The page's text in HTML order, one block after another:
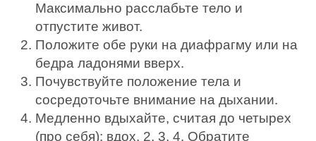
Максимально расслабьте тело и
отпустите живот.
Положите обе руки на диафрагму или на
бедра ладонями вверх.
Почувствуйте положение тела и
сосредоточьте внимание на дыхании.
Медленно вдыхайте, считая до четырех
(про себя): вдох, 2, 3, 4. Обратите